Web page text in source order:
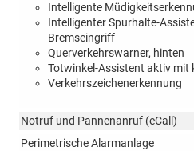
Intelligente
Intelligenter Spurhalte-
Bremseingriff
Querverkehrswarner, hinten
Totwinkel-Assistent aktiv mit
Verkehrszeichenerkennung
Notruf und Pannenanruf (eCall)
Perimetrische Alarmanlage